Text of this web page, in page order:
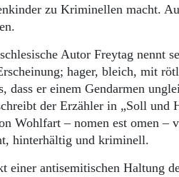
zu Kriminellen macht.
Autor Freytag nennt
hager, bleich, mit
dass er einem Gendarmen
der Erzähler in „Soll und
Wohlfart – nomen est omen –
hinterhältig und kriminell.
einer antisemitischen Haltung